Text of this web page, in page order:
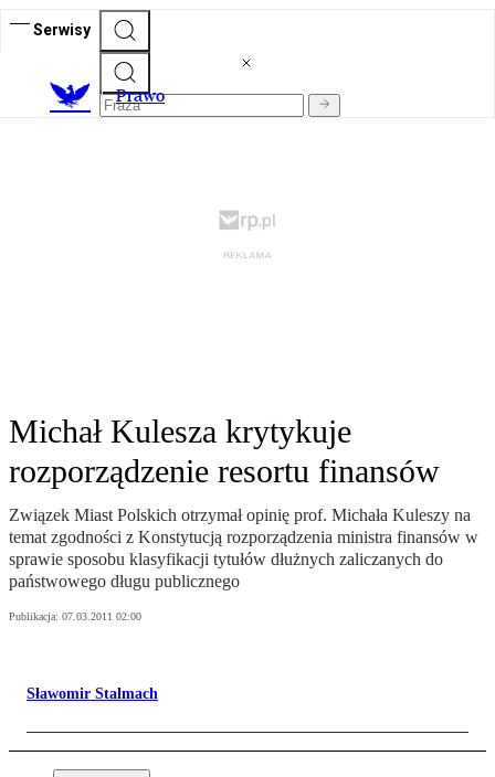
Serwisy
Prawo
Michał Kulesza krytykuje
rozporządzenie resortu finansów
Związek Miast Polskich otrzymał opinię prof. Michała Kuleszy na
temat zgodności z Konstytucją rozporządzenia ministra finansów w
sprawie sposobu klasyfikacji tytułów dłużnych zaliczanych do
państwowego długu publicznego
Publikacja: 07.03.2011 02:00
Sławomir Stalmach